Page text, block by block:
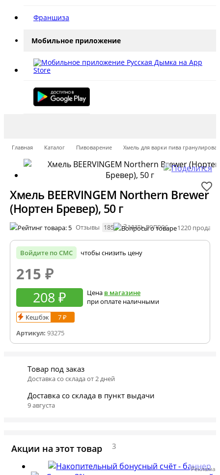
Франшиза
Мобильное приложение
Главная Каталог Пивоварение Хмель для варки пива
Хмель BEERVINGEM Northern Brewer
(Нортен Бревер), 50 г
Отзывы 185 Задать вопрос 1220 продано
Войдите по СМС чтобы снизить цену
215 ₽
208 ₽ Цена в магазине
при оплате наличными
Кешбэк
7 ₽
Артикул: 93275
Товар под заказ
Доставка со склада от 2 дней
Доставка со склада в пункт выдачи
9 августа
Акции на этот товар 3
Реклама